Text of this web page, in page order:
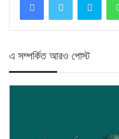
এ সম্পর্কিত আরও পোস্ট